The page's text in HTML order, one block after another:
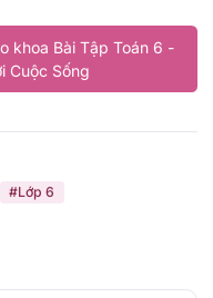
khoa Bài Tập Toán 6 -
Cuộc Sống
#Lớp 6